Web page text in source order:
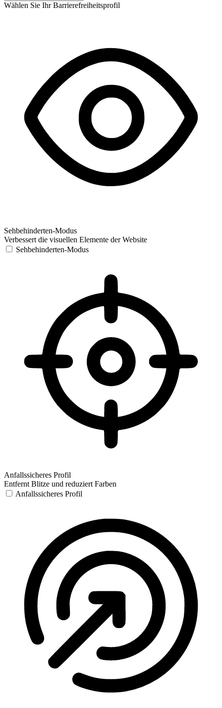
Wählen Sie Ihr Barrierefreiheitsprofil
Sehbehinderten-Modus
Verbessert die visuellen Elemente der Website
Sehbehinderten-Modus
Anfallssicheres Profil
Entfernt Blitze und reduziert Farben
Anfallssicheres Profil